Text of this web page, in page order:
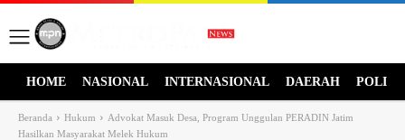
HOME NASIONAL INTERNASIONAL DAERAH
Beranda Hukum
Advokat Masuk Desa, Program Unggulan PERADIN Jatim
Hasilkan Masyarakat Melek Hukum